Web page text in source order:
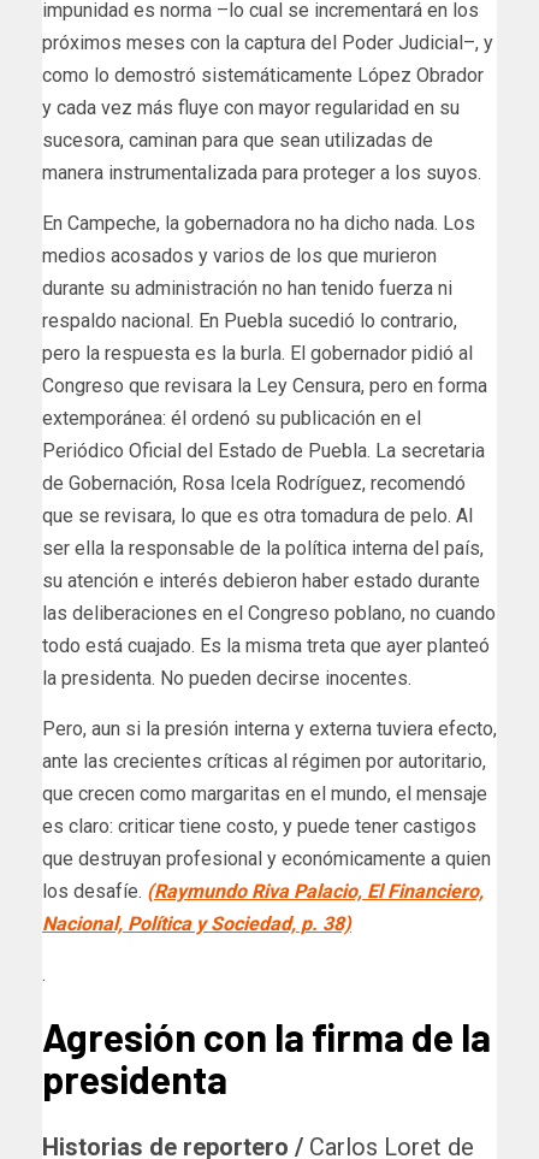
impunidad es norma –lo cual se incrementará en los
próximos meses con la captura del Poder Judicial–, y
como lo demostró sistemáticamente López Obrador
y cada vez más fluye con mayor regularidad en su
sucesora, caminan para que sean utilizadas de
manera instrumentalizada para proteger a los suyos.
En Campeche, la gobernadora no ha dicho nada. Los
medios acosados y varios de los que murieron
durante su administración no han tenido fuerza ni
respaldo nacional. En Puebla sucedió lo contrario,
pero la respuesta es la burla. El gobernador pidió al
Congreso que revisara la Ley Censura, pero en forma
extemporánea: él ordenó su publicación en el
Periódico Oficial del Estado de Puebla. La secretaria
de Gobernación, Rosa Icela Rodríguez, recomendó
que se revisara, lo que es otra tomadura de pelo. Al
ser ella la responsable de la política interna del país,
su atención e interés debieron haber estado durante
las deliberaciones en el Congreso poblano, no cuando
todo está cuajado. Es la misma treta que ayer planteó
la presidenta. No pueden decirse inocentes.
Pero, aun si la presión interna y externa tuviera efecto,
ante las crecientes críticas al régimen por autoritario,
que crecen como margaritas en el mundo, el mensaje
es claro: criticar tiene costo, y puede tener castigos
que destruyan profesional y económicamente a quien
los desafíe. (Raymundo Riva Palacio, El Financiero,
Nacional, Política y Sociedad, p. 38)
.
Agresión con la firma de la
presidenta
Historias de reportero / Carlos Loret de